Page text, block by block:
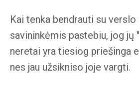
Kai tenka bendrauti su
savininkėmis pastebiu, jog jų
neretai yra tiesiog priešinga
nes jau užsikniso joje vargti.